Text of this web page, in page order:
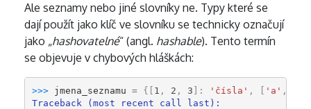
Ale seznamy nebo jiné slovníky ne. Typy které se
dají použít jako klíč ve slovníku se technicky označují
jako „hashovatelné“ (angl. hashable). Tento termín
se objevuje v chybových hláškách:
>>> jmena_seznamu = {[ 1 , 2 , 3 ]: 'čísla' , [ 'a' ,
Traceback (most recent call last):